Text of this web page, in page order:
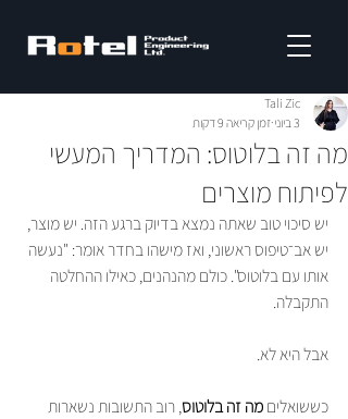
מה זה בלוטוס: המדריך המעשי
לפיתוח מוצרים
Tali Zic
3 ביוני
זמן קריאה 9 דקות
יש סיכוי טוב שאתה נמצא בדיוק ברגע הזה. יש מוצר,
יש אב־טיפוס ראשוני, ואז מישהו בחדר אומר: "נעשה
אותו עם בלוטוס". כולם מהנהנים, כאילו ההחלטה
התקבלה.
אבל היא לא.
כששואלים מה זה בלוטוס, רוב התשובות נשארות